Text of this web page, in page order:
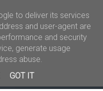
Kral News
to deliver its services
and user-agent are
and security
generate usage
abuse.
GOT IT